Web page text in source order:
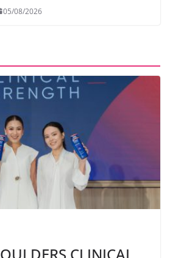
05/08/2026